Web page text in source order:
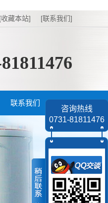
[收藏本站] [联系我们]
联系我们
咨询热线
0731-81811476